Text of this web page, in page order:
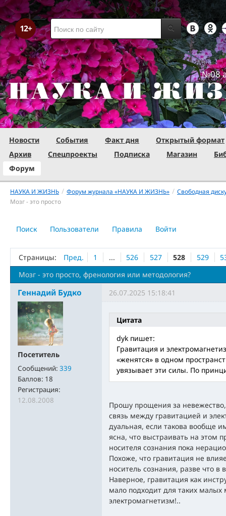
№08
Новости События Факт дня
Открытый формат
Архив
Спецпроекты Подписка Магазин
Форум
НАУКА И ЖИЗНЬ / Форум журнала «НАУКА И ЖИЗНЬ» / Свободная
Мозг - это просто
Поиск Пользователи Правила Войти
Страницы: Пред. 1 ... 526 527 528 529
Мозг - это просто, френология или методология?
Геннадий Будко
Посетитель
Сообщений: 339
Баллов: 18
Регистрация:
12.08.2008
26.07.2025 15:18:41
Цитата
dyk пишет:
Гравитация и
«женятся» в одном
увязывает эти силы. По
Прошу прощения за
связь между гравитацией и
дуальная, если такова вообще
ясна, что выстраивать на этом
носителя сознания пока
Похоже, что гравитация не
носитель сознания, разве что
Наверное, гравитация как
мало подходит для таких
электромагнетизм!..